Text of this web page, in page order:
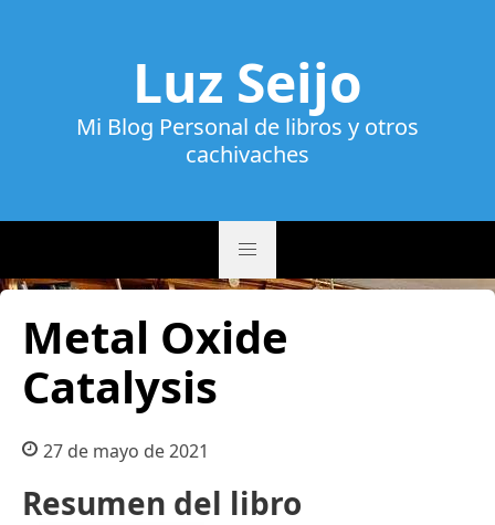
Luz Seijo
Mi Blog Personal de libros y otros
cachivaches
Metal Oxide
Catalysis
27 de mayo de 2021
Resumen del libro